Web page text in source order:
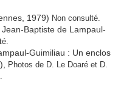
1979) Non consulté.
Baptiste de Lampaul-
Guimiliau : Un enclos
Photos de D. Le Doaré et D.